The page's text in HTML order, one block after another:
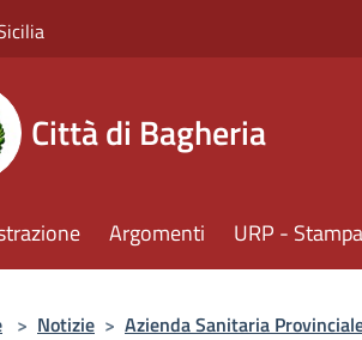
Città di Bagheria
Argomenti URP -
> Notizie > Azienda Sanitaria